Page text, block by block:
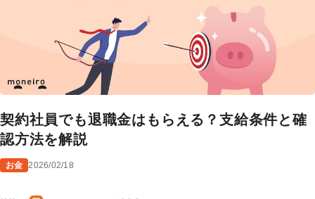
契約社員でも退職金はもらえる？支給条件と確
認方法を解説
お金 2026/02/18